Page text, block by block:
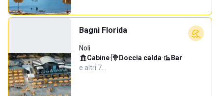
Bagni Florida
Noli
Cabine· Doccia calda· Bar·
e altri 7…